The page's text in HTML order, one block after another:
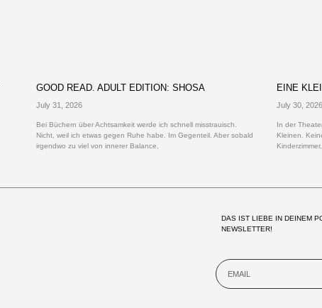
GOOD READ. ADULT EDITION: SHOSA
July 31, 2026
Bei Büchern über Achtsamkeit werde ich schnell misstrauisch.
Nicht, weil ich etwas gegen Ruhe habe. Im Gegenteil. Aber sobald
irgendwo zu viel von innerer Balance,
EINE
July 30, 2026
In der
Kleinen.
DAS IST LIEBE IN DEINEM
NEWSLETTER!